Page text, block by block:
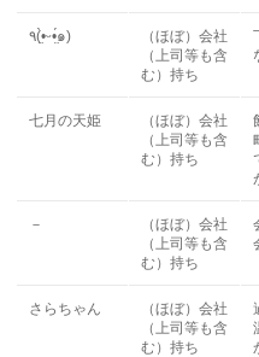
٩(•̤̀ᵕ•̤́๑)
（ほぼ）会社
（上司等も含
む）持ち
七月の天姫
（ほぼ）会社
（上司等も含
む）持ち
－
（ほぼ）会社
（上司等も含
む）持ち
さらちゃん
（ほぼ）会社
（上司等も含
む）持ち